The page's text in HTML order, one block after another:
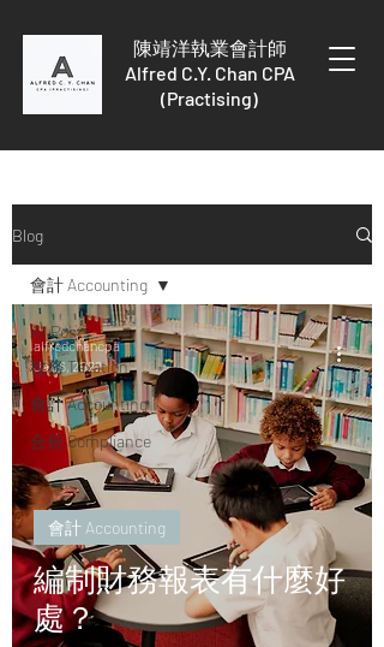
陳靖洋執業會計師
Alfred C.Y. Chan CPA
(Practising)
Blog
All Posts
稅務 Taxation
會計 Accounting
合規 Compliance
會計 Accounting
編制財務報表有什麼好
處？
會計 Accounting
alfredchancpa
Jan 6, 2022